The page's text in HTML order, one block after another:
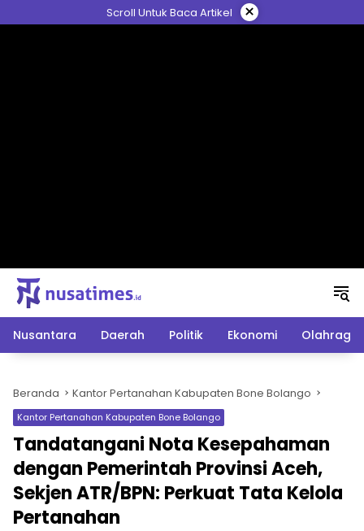
ke
Scroll Untuk Baca Artikel ×
Nusantara Daerah Politik Ekonomi Olahraga
Beranda Kantor Pertanahan Kabupaten Bone Bolango
Kantor Pertanahan Kabupaten Bone Bolango
Tandatangani Nota Kesepahaman
dengan Pemerintah Provinsi Aceh,
Sekjen ATR/BPN: Perkuat Tata Kelola
Pertanahan